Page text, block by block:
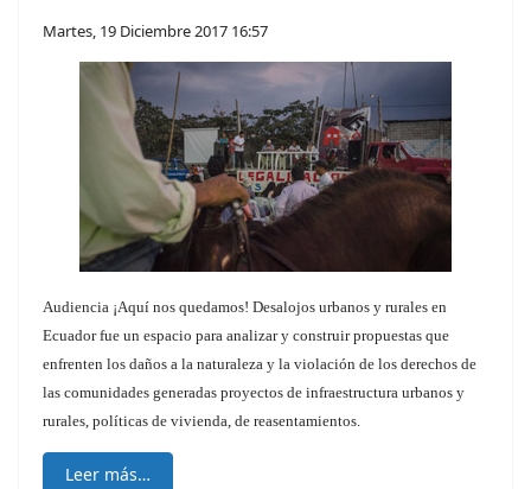
Martes, 19 Diciembre 2017 16:57
Audiencia ¡Aquí nos quedamos! Desalojos urbanos y rurales en
Ecuador fue un espacio para analizar y construir propuestas que
enfrenten los daños a la naturaleza y la violación de los derechos de
las comunidades generadas proyectos de infraestructura urbanos y
rurales, políticas de vivienda, de reasentamientos.
Leer más…